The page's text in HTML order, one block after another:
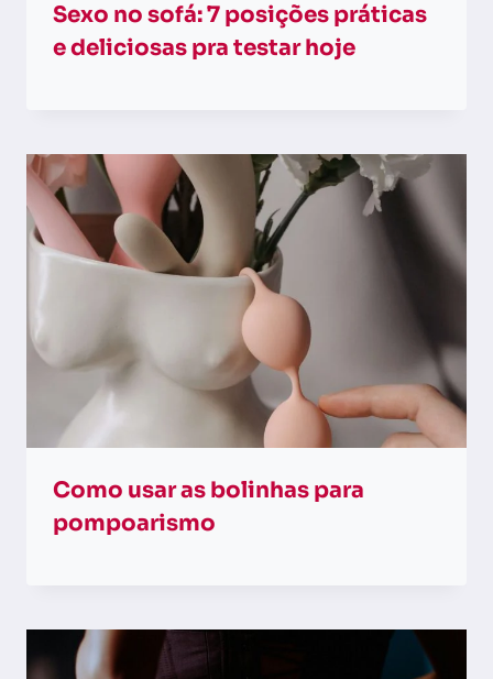
Sexo no sofá: 7 posições práticas
e deliciosas pra testar hoje
Como usar as bolinhas para
pompoarismo